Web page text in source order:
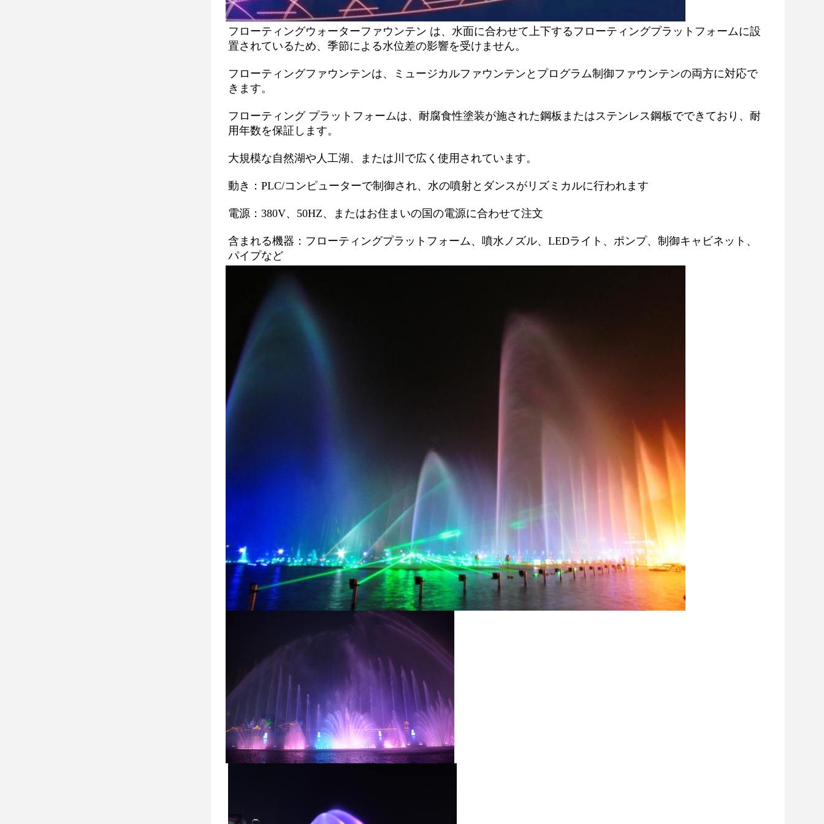
フローティングウォーターファウンテン は、水面に合わせて上下するフローティングプラットフォームに設
置されているため、季節による水位差の影響を受けません。
フローティングファウンテンは、ミュージカルファウンテンとプログラム制御ファウンテンの両方に対応で
きます。
フローティング プラットフォームは、耐腐食性塗装が施された鋼板またはステンレス鋼板でできており、耐
用年数を保証します。
大規模な自然湖や人工湖、または川で広く使用されています。
動き：PLC/コンピューターで制御され、水の噴射とダンスがリズミカルに行われます
電源：380V、50HZ、またはお住まいの国の電源に合わせて注文
含まれる機器：フローティングプラットフォーム、噴水ノズル、LEDライト、ポンプ、制御キャビネット、
パイプなど